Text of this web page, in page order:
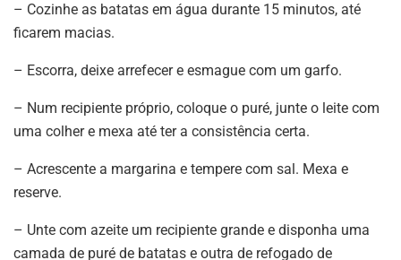
– Cozinhe as batatas em água durante 15 minutos, até
ficarem macias.
– Escorra, deixe arrefecer e esmague com um garfo.
– Num recipiente próprio, coloque o puré, junte o leite com
uma colher e mexa até ter a consistência certa.
– Acrescente a margarina e tempere com sal. Mexa e
reserve.
– Unte com azeite um recipiente grande e disponha uma
camada de puré de batatas e outra de refogado de